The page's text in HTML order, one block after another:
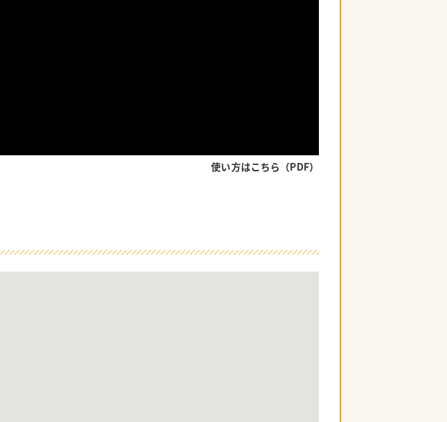
使い方はこちら（PDF）